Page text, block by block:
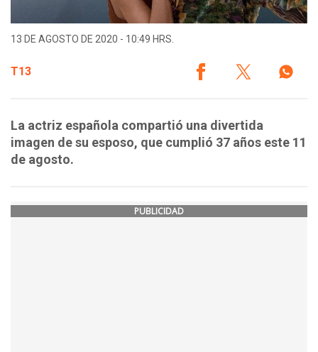
13 DE AGOSTO DE 2020 - 10:49 HRS.
T13
La actriz española compartió una divertida
imagen de su esposo, que cumplió 37 años este 11
de agosto.
PUBLICIDAD